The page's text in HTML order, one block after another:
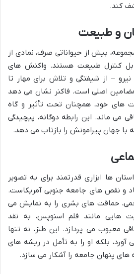
کند.
و طبیعت
بیش از حیواناتی صرف، نمادی از
کنترل طبیعت هستند. واکنش های
– از شیفتگی و تلاش برای مهار تا
اصلی است. فاکنر نشان می دهد
های خود، همچنان تحت تأثیر و گاه
می ماند. این رابطه دوگانه، پیچیدگی
با جهان پیرامونش را بازتاب می دهد.
ها ابزاری قدرتمند برای به تصویر
و نقص های جامعه جنوبی آمریکاست.
حماقت های بشری را به نمایش می
هایی مانند فلم اسنوپس، به نقد
معیوب می پردازد. این طنز، نه تنها
آورد، بلکه او را به تأمل در ریشه های
های پنهان جامعه را آشکار می سازد.